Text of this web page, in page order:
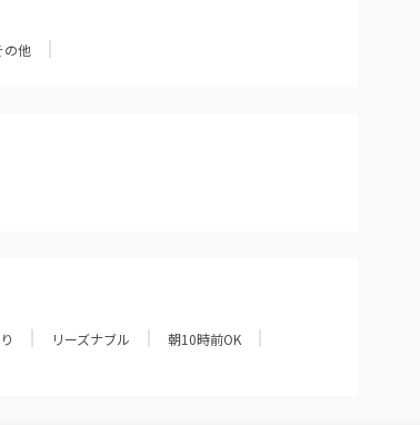
の他
リーズナブル
朝10時前OK